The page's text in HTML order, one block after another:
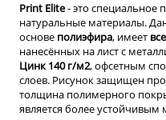
Print Elite- это
натуральные материалы.
основе полиэфира, имеет
нанесённых на лист с
Цинк 140 г/м2, офсетным
слоев. Рисунок защищен
толщина полимерного
является более